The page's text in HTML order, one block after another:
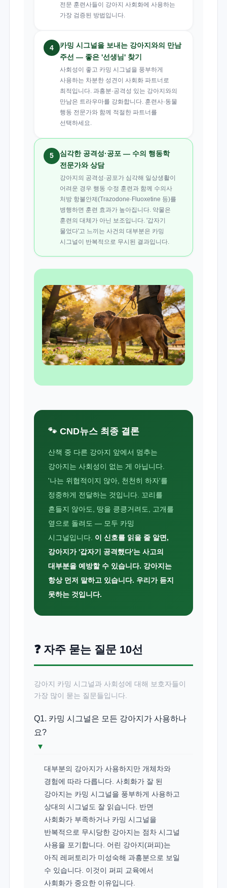
전문 훈련사들이 강아지 사회화에 사용하는
가장 검증된 방법입니다.
4
카밍 시그널을 보내는 강아지와의 만남
주선 — 좋은 '선생님' 찾기
사회성이 좋고 카밍 시그널을 풍부하게
사용하는 차분한 성견이 사회화 파트너로
최적입니다. 과흥분·공격성 있는 강아지와의
만남은 트라우마를 강화합니다. 훈련사·동물
행동 전문가와 함께 적절한 파트너를
선택하세요.
5
심각한 공격성·공포 — 수의 행동학
전문가와 상담
강아지의 공격성·공포가 심각해 일상생활이
어려운 경우 행동 수정 훈련과 함께 수의사
처방 항불안제(Trazodone·Fluoxetine 등)를
병행하면 훈련 효과가 높아집니다. 약물은
훈련의 대체가 아닌 보조입니다. '갑자기
물었다'고 느끼는 사건의 대부분은 카밍
시그널이 반복적으로 무시된 결과입니다.
🐾 CND뉴스 최종 결론
산책 중 다른 강아지 앞에서 멈추는
강아지는 사회성이 없는 게 아닙니다.
'나는 위협적이지 않아, 천천히 하자'를
정중하게 전달하는 것입니다. 꼬리를
흔들지 않아도, 땅을 킁킁거려도, 고개를
옆으로 돌려도 — 모두 카밍
시그널입니다. 이 신호를 읽을 줄 알면,
강아지가 '갑자기 공격했다'는 사고의
대부분을 예방할 수 있습니다. 강아지는
항상 먼저 말하고 있습니다. 우리가 듣지
못하는 것입니다.
❓ 자주 묻는 질문 10선
강아지 카밍 시그널과 사회성에 대해 보호자들이
가장 많이 묻는 질문들입니다.
Q1. 카밍 시그널은 모든 강아지가 사용하나
요?
▾
대부분의 강아지가 사용하지만 개체차와
경험에 따라 다릅니다. 사회화가 잘 된
강아지는 카밍 시그널을 풍부하게 사용하고
상대의 시그널도 잘 읽습니다. 반면
사회화가 부족하거나 카밍 시그널을
반복적으로 무시당한 강아지는 점차 시그널
사용을 포기합니다. 어린 강아지(퍼피)는
아직 레퍼토리가 미성숙해 과흥분으로 보일
수 있습니다. 이것이 퍼피 교육에서
사회화가 중요한 이유입니다.